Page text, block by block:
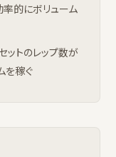
率的にボリューム
ットのレップ数が
を稼ぐ